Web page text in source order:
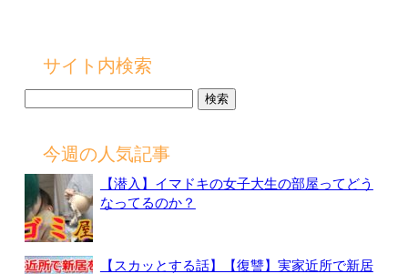
サイト内検索
今週の人気記事
【潜入】イマドキの女子大生の部屋ってどう
なってるのか？
【スカッとする話】【復讐】実家近所で新居